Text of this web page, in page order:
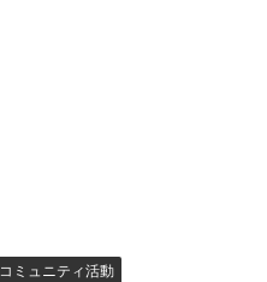
コミュニティ活動